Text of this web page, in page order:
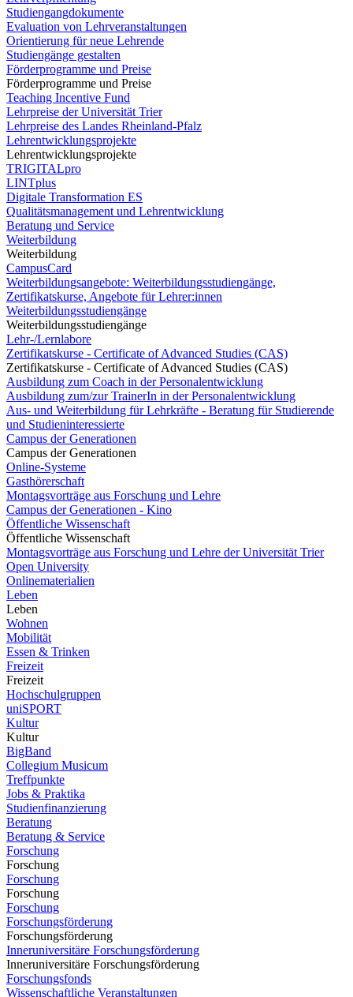
Studiengangdokumente
Evaluation von Lehrveranstaltungen
Orientierung für neue Lehrende
Studiengänge gestalten
Förderprogramme und Preise
Förderprogramme und Preise
Teaching Incentive Fund
Lehrpreise der Universität Trier
Lehrpreise des Landes Rheinland-Pfalz
Lehrentwicklungsprojekte
Lehrentwicklungsprojekte
TRIGITALpro
LINTplus
Digitale Transformation ES
Qualitätsmanagement und Lehrentwicklung
Beratung und Service
Weiterbildung
Weiterbildung
CampusCard
Weiterbildungsangebote: Weiterbildungsstudiengänge,
Zertifikatskurse, Angebote für Lehrer:innen
Weiterbildungsstudiengänge
Weiterbildungsstudiengänge
Lehr-/Lernlabore
Zertifikatskurse - Certificate of Advanced Studies (CAS)
Zertifikatskurse - Certificate of Advanced Studies (CAS)
Ausbildung zum Coach in der Personalentwicklung
Ausbildung zum/zur TrainerIn in der Personalentwicklung
Aus- und Weiterbildung für Lehrkräfte - Beratung für Studierende
und Studieninteressierte
Campus der Generationen
Campus der Generationen
Online-Systeme
Gasthörerschaft
Montagsvorträge aus Forschung und Lehre
Campus der Generationen - Kino
Öffentliche Wissenschaft
Öffentliche Wissenschaft
Montagsvorträge aus Forschung und Lehre der Universität Trier
Open University
Onlinematerialien
Leben
Leben
Wohnen
Mobilität
Essen & Trinken
Freizeit
Freizeit
Hochschulgruppen
uniSPORT
Kultur
Kultur
BigBand
Collegium Musicum
Treffpunkte
Jobs & Praktika
Studienfinanzierung
Beratung
Beratung & Service
Forschung
Forschung
Forschung
Forschung
Forschung
Forschungsförderung
Forschungsförderung
Inneruniversitäre Forschungsförderung
Inneruniversitäre Forschungsförderung
Forschungsfonds
Wissenschaftliche Veranstaltungen